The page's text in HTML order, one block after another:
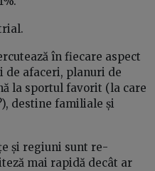
în fiecare aspect
de afaceri, planuri de
la sportul favorit (la care
destine familiale și
și regiuni sunt re-
mai rapidă decât ar